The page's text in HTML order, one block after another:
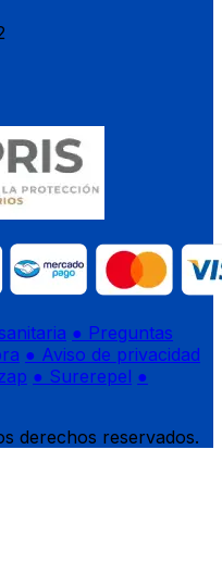
● Preguntas
● Aviso de privacidad
● Surerepel ●
derechos reservados.